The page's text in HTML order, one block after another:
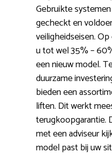
Gebruikte
gecheckt en
veiligheidseisen.
u tot wel 35% –
een nieuw model.
duurzame
bieden een
liften. Dit werkt
terugkoopgarantie.
met een adviseur
model past bij uw